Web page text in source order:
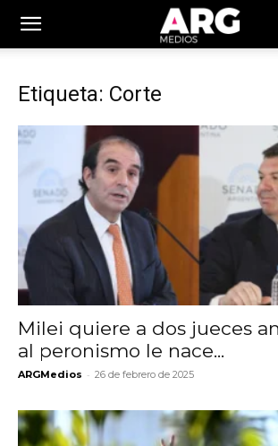
Etiqueta: Corte
Milei quiere a dos jueces
al peronismo le nace...
ARGMedios - 26 de febrero de 2025